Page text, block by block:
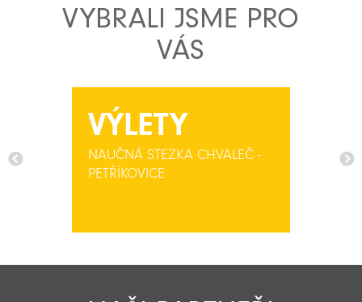
VYBRALI JSME PRO
VÁS
VÝLETY
NAUČNÁ STEZKA CHVALEČ -
PETŘÍKOVICE